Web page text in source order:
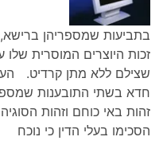
בתביעות שמספריהן ברישא,
זכות היוצרים המוסרית
חדא בשתי התובענות
זהות באי כוחם וזהות
הסכימו בעלי הדין כי נוכח